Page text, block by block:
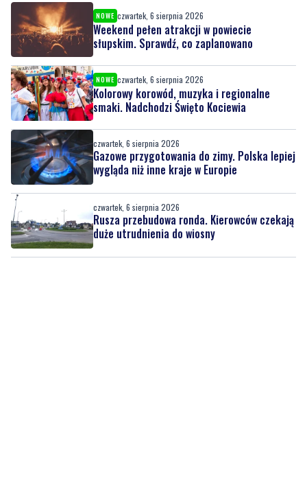
NOWE czwartek, 6 sierpnia 2026
Weekend pełen atrakcji w powiecie
słupskim. Sprawdź, co zaplanowano
NOWE czwartek, 6 sierpnia 2026
Kolorowy korowód, muzyka i regionalne
smaki. Nadchodzi Święto Kociewia
czwartek, 6 sierpnia 2026
Gazowe przygotowania do zimy. Polska lepiej
wygląda niż inne kraje w Europie
czwartek, 6 sierpnia 2026
Rusza przebudowa ronda. Kierowców czekają
duże utrudnienia do wiosny